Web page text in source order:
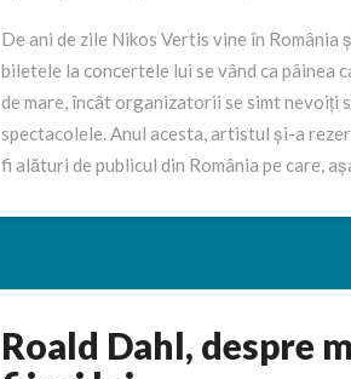
au
cântat
alături
de
Nikos
De ani de zile Nikos Vertis vine în România
biletele la concertele lui se vând ca pâinea
de mare, încât organizatorii se simt nevoiți
spectacolele. Anul acesta, artistul și-a
fi alături de publicul din România pe care,
Roald
Dahl,
Roald Dahl, despre